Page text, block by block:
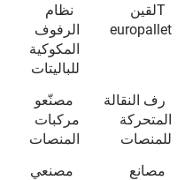
Tلقين
europallet
نظام
الرفوف
المكوكية
للباليتات
رف النقالة
المتحركة
للمنصات
مصنّعو
مركبات
المنصات
مصانع
مصنعي